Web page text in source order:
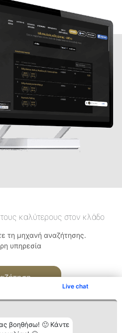
Live chat
βοηθήσω! 🙂 Κάντε
καλύτερους στον κλάδο
τη μηχανή αναζήτησης.
υπηρεσία